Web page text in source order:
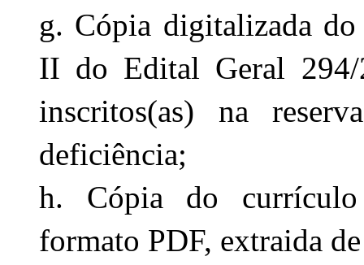
g. Cópia digitalizada
II do Edital Geral 294/
inscritos(as) na
deficiência;
h. Cópia do currículo
formato PDF, extraida